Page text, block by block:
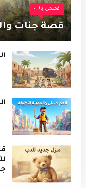
قصص بنات
قصة جنات